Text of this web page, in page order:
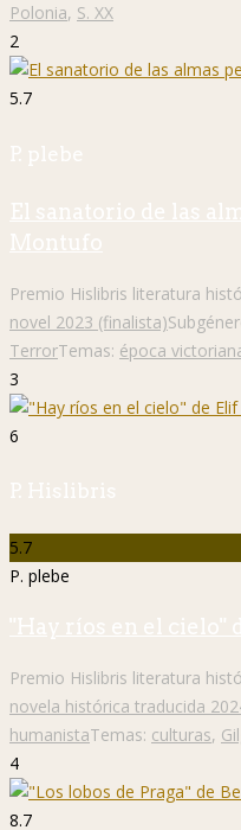
Polonia, S. XX
2
5.7
P. plebe
El sanatorio de las
Montufo
Premio Hislibris literatura
novel 2023 (finalista)
TerrorTemas: época
3
6
P. Hislibris
5.7
P. plebe
"Hay ríos en el cielo"
Premio Hislibris literatura
novela histórica traducida
humanistaTemas: culturas,
4
8.7